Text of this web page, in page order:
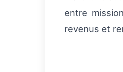
entre
revenus et